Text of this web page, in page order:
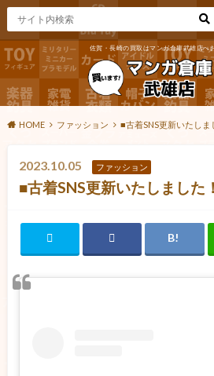
佐賀・長崎の買取はマンガ倉庫武雄店へ
HOME ファッション ■古着SNS更新いたしま
2023.10.05 ファッション
■古着SNS更新いたしました